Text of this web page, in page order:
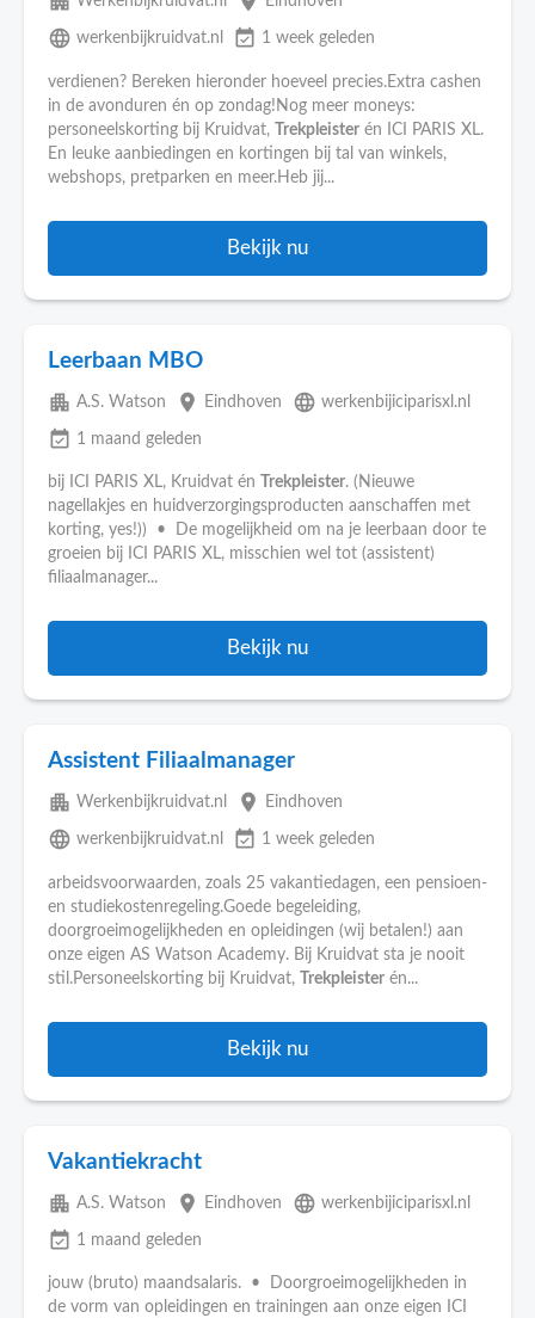
language werkenbijkruidvat.nl event_available 1 week geleden
verdienen? Bereken hieronder hoeveel precies.Extra cashen
in de avonduren én op zondag!Nog meer moneys:
personeelskorting bij Kruidvat,
Trekpleister én ICI PARIS XL.
En leuke aanbiedingen en kortingen bij tal van winkels,
webshops, pretparken en meer.Heb jij...
Bekijk nu
Leerbaan MBO
apartment A.S. Watson place Eindhoven language werkenbijiciparisxl.nl
event_available 1 maand geleden
bij ICI PARIS XL, Kruidvat én Trekpleister. (Nieuwe
nagellakjes en huidverzorgingsproducten aanschaffen met
korting, yes!)) • De mogelijkheid om na je leerbaan door te
groeien bij ICI PARIS XL, misschien wel tot (assistent)
filiaalmanager...
Bekijk nu
Assistent Filiaalmanager
apartment Werkenbijkruidvat.nl place Eindhoven
language werkenbijkruidvat.nl event_available 1 week geleden
arbeidsvoorwaarden, zoals 25 vakantiedagen, een pensioen-
en studiekostenregeling.Goede begeleiding,
doorgroeimogelijkheden en opleidingen (wij betalen!) aan
onze eigen AS Watson Academy. Bij Kruidvat sta je nooit
stil.Personeelskorting bij Kruidvat,
Trekpleister én...
Bekijk nu
Vakantiekracht
apartment A.S. Watson place Eindhoven language werkenbijiciparisxl.nl
event_available 1 maand geleden
jouw (bruto) maandsalaris. • Doorgroeimogelijkheden in
de vorm van opleidingen en trainingen aan onze eigen ICI